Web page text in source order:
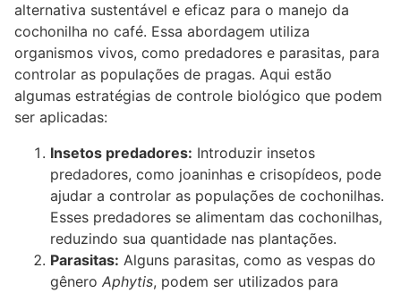
alternativa sustentável e eficaz para o manejo da
cochonilha no café. Essa abordagem utiliza
organismos vivos, como predadores e parasitas, para
controlar as populações de pragas. Aqui estão
algumas estratégias de controle biológico que podem
ser aplicadas:
Insetos predadores: Introduzir insetos
predadores, como joaninhas e crisopídeos, pode
ajudar a controlar as populações de cochonilhas.
Esses predadores se alimentam das cochonilhas,
reduzindo sua quantidade nas plantações.
Parasitas: Alguns parasitas, como as vespas do
gênero Aphytis, podem ser utilizados para